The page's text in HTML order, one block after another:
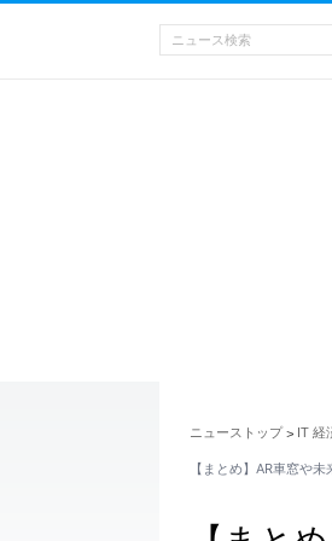
ニューストップ > IT 経
【まとめ】AR車窓や